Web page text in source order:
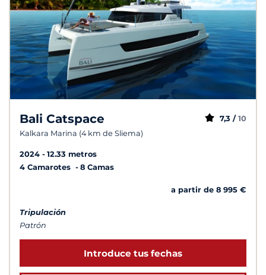
Bali Catspace
Kalkara Marina (4 km de Sliema)
7,3 / 10
2024
12.33 metros
4 Camarotes
8 Camas
a partir de 8 995 €
Tripulación
Patrón
Introduce tus fechas